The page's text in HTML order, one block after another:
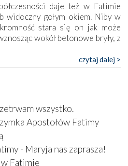
daje też w Fatimie
widoczny gołym okiem. Niby w
stara się on jak może
wokół betonowe bryły, z
co wspólnego z żywą,
mieć płaskie, szare bunkry albo
przypomina bardziej
co powiedzieć o ustawionym
wielkim krzyżu, na którym
dziwaczną postać jakby
hieroglifów? W kulturowym
to raczej karykatura niż godny
otoczeniu sanktuarium
czytaj dalej >
wszystko.
Apostołów Fatimy
- Maryja nas zaprasza!
Fatimie